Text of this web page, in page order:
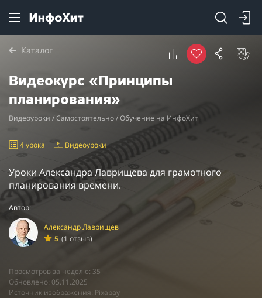
Каталог
Видеокурс «Принципы
планирования»
Видеоуроки / Самостоятельно / Обучение на ИнфоХит
4 урока Видеоуроки
Уроки Александра Лаврищева для грамотного
планирования времени.
Автор:
Александр Лаврищев
5 (1 отзыв)
Просмотров за неделю: 35
Обновлено: 05.11.2025
Источник изображения: Pixabay